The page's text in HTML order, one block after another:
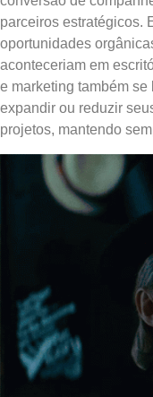
parceiros estratégicos.
oportunidades
aconteceriam em
e marketing também
expandir ou reduzir
projetos, mantendo